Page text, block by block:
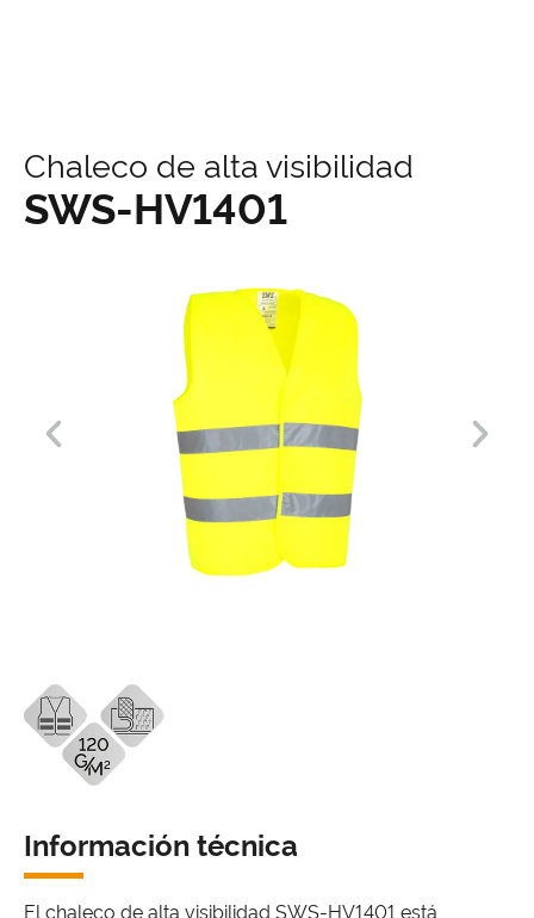
Chaleco de alta visibilidad
SWS-HV1401
Información técnica
El chaleco de alta visibilidad SWS-HV1401 está